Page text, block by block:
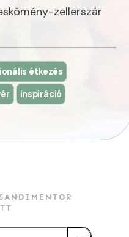
zellerszár
étkezés
inspiráció